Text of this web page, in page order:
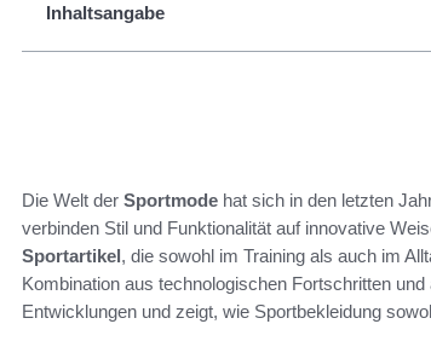
Inhaltsangabe
Die Welt der Sportmode hat sich in den letzten
verbinden Stil und Funktionalität auf innovative
Sportartikel, die sowohl im Training als auch im
Kombination aus technologischen Fortschritten
Entwicklungen und zeigt, wie Sportbekleidung